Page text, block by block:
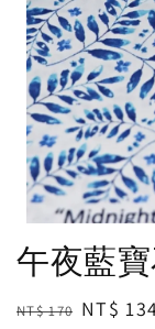
午夜藍
Regular
NT$ 170 Sale
NT$